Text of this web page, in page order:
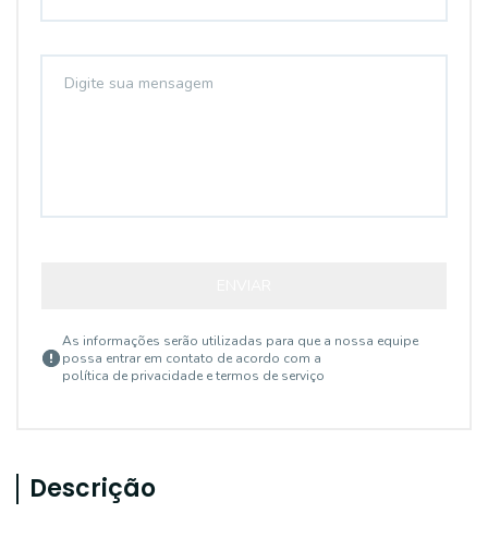
As informações serão utilizadas para que a nossa equipe
possa entrar em contato de acordo com a
política de privacidade e termos de serviço
Descrição